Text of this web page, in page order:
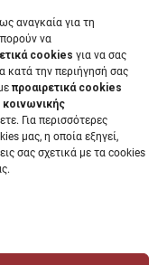
αναγκαία για τη
να
cookies για να σας
κατά την περιήγησή σας
προαιρετικά cookies
Για περισσότερες
μας, η οποία εξηγεί,
σας σχετικά με τα cookies